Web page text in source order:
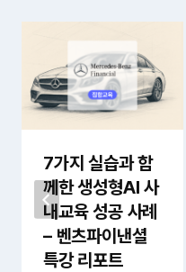
7가지 실습과 함
께한 생성형AI 사
내교육 성공 사례
– 벤츠파이낸셜
특강 리포트